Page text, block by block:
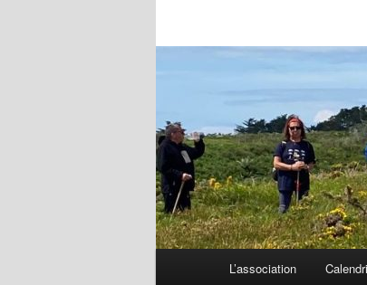
L’association